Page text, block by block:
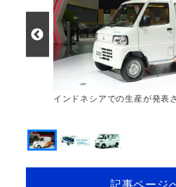
インドネシアでの生産が発表
記事ページ